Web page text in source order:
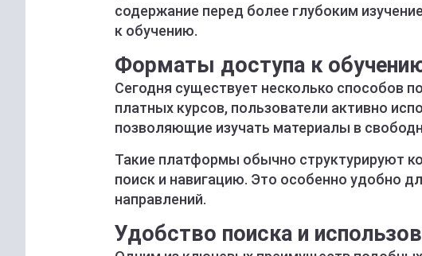
содержание перед более глубоким
к обучению.
Форматы доступа к
Сегодня существует несколько способов
платных курсов, пользователи активно
позволяющие изучать материалы в
Такие платформы обычно структурируют
поиск и навигацию. Это особенно удобно
направлений.
Удобство поиска и